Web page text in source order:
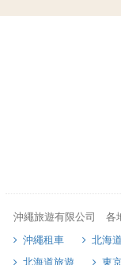
沖繩旅遊有限公司 各
沖繩租車
北海
北海道旅遊
東